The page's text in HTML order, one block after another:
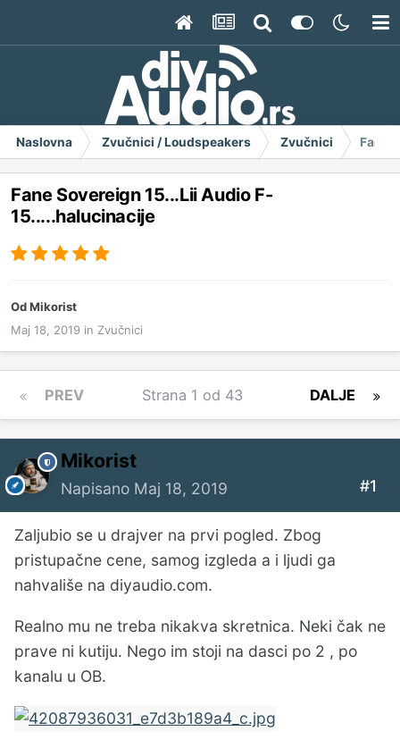
Naslovna Zvučnici / Loudspeakers Zvučnici Fane
Fane Sovereign 15...Lii Audio F-
15.....halucinacije
OdMikorist
Maj 18, 2019 in Zvučnici
PREV DALJE
Strana 1 od 43
Mikorist
Napisano Maj 18, 2019 #1
Zaljubio se u drajver na prvi pogled. Zbog
pristupačne cene, samog izgleda a i ljudi ga
nahvališe na diyaudio.com.
Realno mu ne treba nikakva skretnica. Neki čak ne
prave ni kutiju. Nego im stoji na dasci po 2 , po
kanalu u OB.